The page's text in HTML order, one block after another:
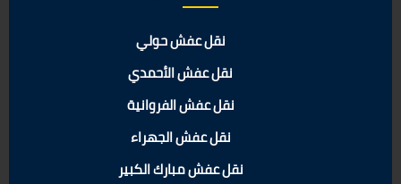
نقل عفش حولي
نقل عفش الأحمدي
نقل عفش الفروانية
نقل عفش الجهراء
نقل عفش مبارك الكبير